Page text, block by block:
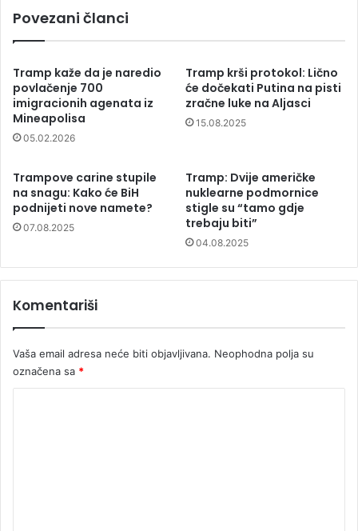
Povezani članci
Tramp kaže da je naredio
povlačenje 700
imigracionih agenata iz
Mineapolisa
05.02.2026
Tramp krši protokol: Lično
će dočekati Putina na pisti
zračne luke na Aljasci
15.08.2025
Trampove carine stupile
na snagu: Kako će BiH
podnijeti nove namete?
07.08.2025
Tramp: Dvije američke
nuklearne podmornice
stigle su “tamo gdje
trebaju biti”
04.08.2025
Komentariši
Vaša email adresa neće biti objavljivana. Neophodna polja su
označena sa *